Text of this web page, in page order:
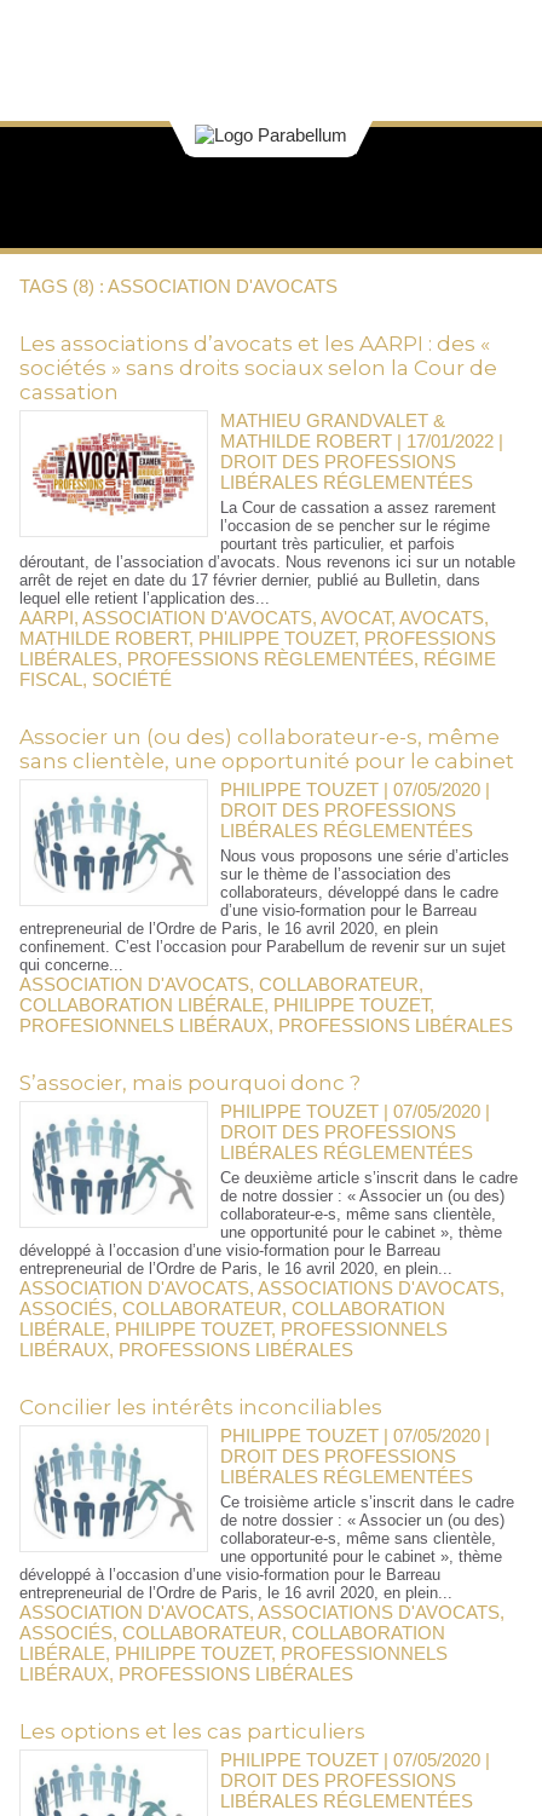
TAGS (8) : ASSOCIATION D'AVOCATS
Les associations d’avocats et les AARPI : des «
sociétés » sans droits sociaux selon la Cour de
cassation
MATHIEU GRANDVALET &
MATHILDE ROBERT | 17/01/2022 |
DROIT DES PROFESSIONS
LIBÉRALES RÉGLEMENTÉES
La Cour de cassation a assez rarement
l’occasion de se pencher sur le régime
pourtant très particulier, et parfois
déroutant, de l’association d’avocats. Nous revenons ici sur un notable
arrêt de rejet en date du 17 février dernier, publié au Bulletin, dans
lequel elle retient l’application des...
AARPI, ASSOCIATION D'AVOCATS, AVOCAT, AVOCATS,
MATHILDE ROBERT, PHILIPPE TOUZET, PROFESSIONS
LIBÉRALES, PROFESSIONS RÈGLEMENTÉES, RÉGIME
FISCAL , SOCIÉTÉ
Associer un (ou des) collaborateur-e-s, même
sans clientèle, une opportunité pour le cabinet
PHILIPPE TOUZET | 07/05/2020 |
DROIT DES PROFESSIONS
LIBÉRALES RÉGLEMENTÉES
Nous vous proposons une série d’articles
sur le thème de l’association des
collaborateurs, développé dans le cadre
d’une visio-formation pour le Barreau
entrepreneurial de l’Ordre de Paris, le 16 avril 2020, en plein
confinement. C’est l’occasion pour Parabellum de revenir sur un sujet
qui concerne...
ASSOCIATION D'AVOCATS, COLLABORATEUR,
COLLABORATION LIBÉRALE, PHILIPPE TOUZET,
PROFESIONNELS LIBÉRAUX, PROFESSIONS LIBÉRALES
S’associer, mais pourquoi donc ?
PHILIPPE TOUZET | 07/05/2020 |
DROIT DES PROFESSIONS
LIBÉRALES RÉGLEMENTÉES
Ce deuxième article s’inscrit dans le cadre
de notre dossier : « Associer un (ou des)
collaborateur-e-s, même sans clientèle,
une opportunité pour le cabinet », thème
développé à l’occasion d’une visio-formation pour le Barreau
entrepreneurial de l’Ordre de Paris, le 16 avril 2020, en plein...
ASSOCIATION D'AVOCATS, ASSOCIATIONS D'AVOCATS,
ASSOCIÉS, COLLABORATEUR, COLLABORATION
LIBÉRALE, PHILIPPE TOUZET, PROFESSIONNELS
LIBÉRAUX, PROFESSIONS LIBÉRALES
Concilier les intérêts inconciliables
PHILIPPE TOUZET | 07/05/2020 |
DROIT DES PROFESSIONS
LIBÉRALES RÉGLEMENTÉES
Ce troisième article s’inscrit dans le cadre
de notre dossier : « Associer un (ou des)
collaborateur-e-s, même sans clientèle,
une opportunité pour le cabinet », thème
développé à l’occasion d’une visio-formation pour le Barreau
entrepreneurial de l’Ordre de Paris, le 16 avril 2020, en plein...
ASSOCIATION D'AVOCATS, ASSOCIATIONS D'AVOCATS,
ASSOCIÉS, COLLABORATEUR, COLLABORATION
LIBÉRALE, PHILIPPE TOUZET, PROFESSIONNELS
LIBÉRAUX, PROFESSIONS LIBÉRALES
Les options et les cas particuliers
PHILIPPE TOUZET | 07/05/2020 |
DROIT DES PROFESSIONS
LIBÉRALES RÉGLEMENTÉES